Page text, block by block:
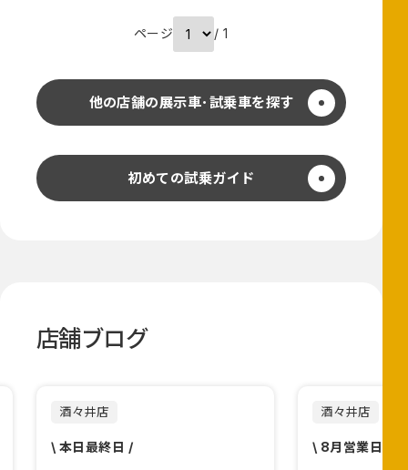
ページ / 1
他の店舗の展示車･試乗車を探す
初めての試乗ガイド
店舗ブログ
酒々井店
\ 本日最終日 /
酒々井店
\ 8月営業日🌻 /